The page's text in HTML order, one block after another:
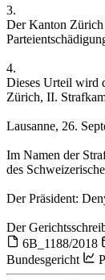
3.
Der Kanton Zürich
4.
Dieses Urteil wird
Zürich, II.
Lausanne, 26.
Im Namen der
des
Der Präsident:
Der
6B_1188/2018
Bundesgericht